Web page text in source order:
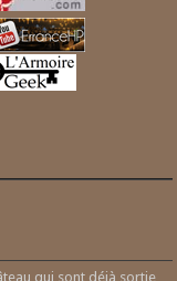
qui sont déjà sortie